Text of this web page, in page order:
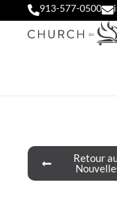
913-577-0500
Retour